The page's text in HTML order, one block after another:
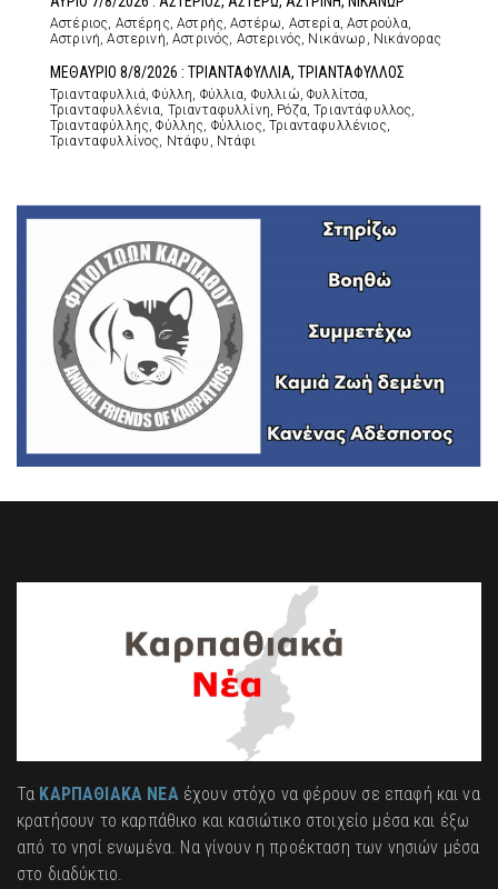
Αστέριος, Αστέρης, Αστρής, Αστέρω, Αστερία, Αστρούλα,
Αστρινή, Αστερινή, Αστρινός, Αστερινός, Νικάνωρ, Νικάνορας
ΜΕΘΑΥΡΙΟ 8/8/2026 : ΤΡΙΑΝΤΑΦΥΛΛΙΑ, ΤΡΙΑΝΤΑΦΥΛΛΟΣ
Τριανταφυλλιά, Φύλλη, Φύλλια, Φυλλιώ, Φυλλίτσα,
Τριανταφυλλένια, Τριανταφυλλίνη, Ρόζα, Τριαντάφυλλος,
Τριανταφύλλης, Φύλλης, Φύλλιος, Τριανταφυλλένιος,
Τριανταφυλλίνος, Ντάφυ, Ντάφι
Τα ΚΑΡΠΑΘΙΑΚΑ ΝΕΑέχουν στόχο να φέρουν σε επαφή και να
κρατήσουν το καρπάθικο και κασιώτικο στοιχείο μέσα και έξω
από το νησί ενωμένα. Να γίνουν η προέκταση των νησιών μέσα
στο διαδύκτιο.